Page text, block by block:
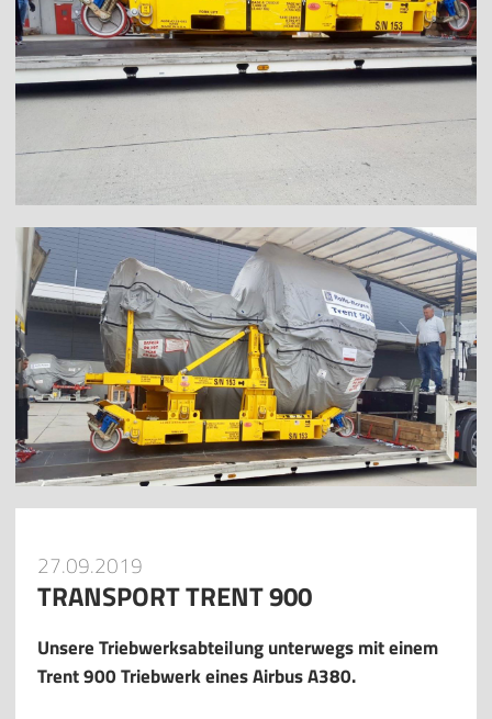
27.09.2019
TRANSPORT TRENT 900
Unsere Triebwerksabteilung unterwegs mit einem
Trent 900 Triebwerk eines Airbus A380.